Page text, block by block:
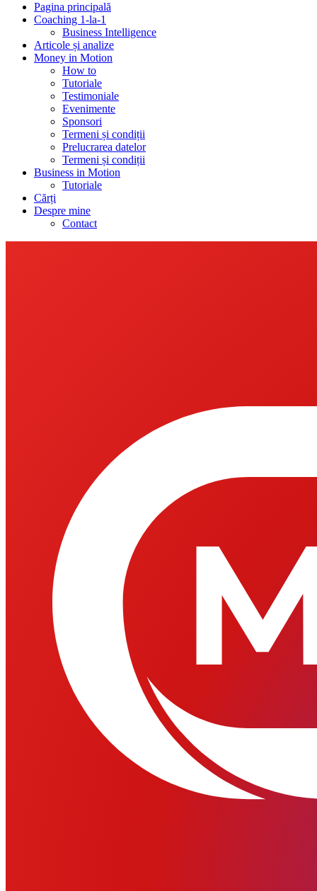
Pagina principală
Coaching 1-la-1
Business Intelligence
Articole și analize
Money in Motion
How to
Tutoriale
Testimoniale
Evenimente
Sponsori
Termeni și condiții
Prelucrarea datelor
Termeni și condiții
Business in Motion
Tutoriale
Cărți
Despre mine
Contact